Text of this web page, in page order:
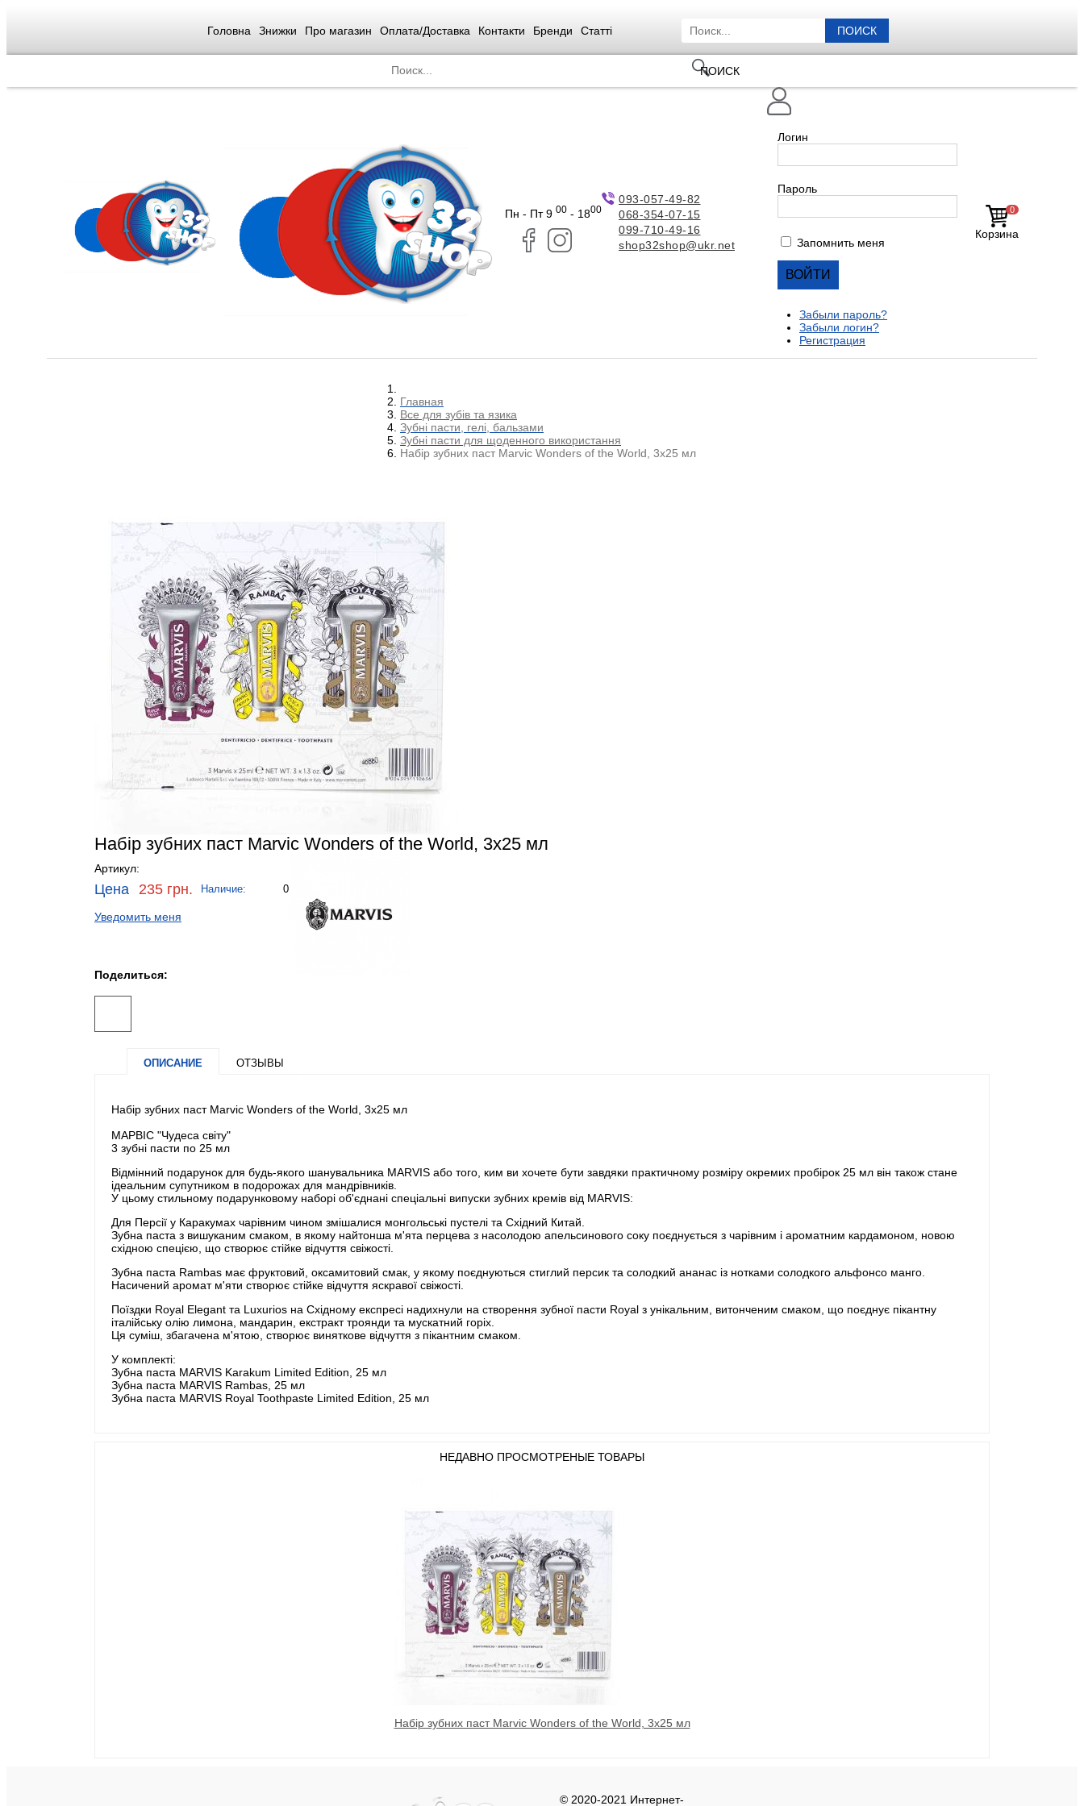
Головна Знижки Про магазин Оплата/Доставка Контакти Бренди Статті ПОИСК
ПОИСК
Пн - Пт 9 00 - 1800
093-057-49-82
068-354-07-15
099-710-49-16
shop32shop@ukr.net
0
Корзина
Логин
Пароль
Запомнить меня
Забыли пароль?
Забыли логин?
Регистрация
Главная
Все для зубів та язика
Зубні пасти, гелі, бальзами
Зубні пасти для щоденного використання
Набір зубних паст Marvic Wonders of the World, 3х25 мл
Набір зубних паст Marvic Wonders of the World, 3х25 мл
Артикул:
Цена 235 грн. Наличие: 0
Уведомить меня
Поделиться:
ОПИСАНИЕ ОТЗЫВЫ
Набір зубних паст Marvic Wonders of the World, 3х25 мл
МАРВІС "Чудеса світу"
3 зубні пасти по 25 мл
Відмінний подарунок для будь-якого шанувальника MARVIS або того, ким ви хочете бути завдяки практичному розміру окремих пробірок 25 мл він також стане
ідеальним супутником в подорожах для мандрівників.
У цьому стильному подарунковому наборі об'єднані спеціальні випуски зубних кремів від MARVIS:
Для Персії у Каракумах чарівним чином змішалися монгольські пустелі та Східний Китай.
Зубна паста з вишуканим смаком, в якому найтонша м'ята перцева з насолодою апельсинового соку поєднується з чарівним і ароматним кардамоном, новою
східною спецією, що створює стійке відчуття свіжості.
Зубна паста Rambas має фруктовий, оксамитовий смак, у якому поєднуються стиглий персик та солодкий ананас із нотками солодкого альфонсо манго.
Насичений аромат м'яти створює стійке відчуття яскравої свіжості.
Поїздки Royal Elegant та Luxurios на Східному експресі надихнули на створення зубної пасти Royal з унікальним, витонченим смаком, що поєднує пікантну
італійську олію лимона, мандарин, екстракт троянди та мускатний горіх.
Ця суміш, збагачена м'ятою, створює виняткове відчуття з пікантним смаком.
У комплекті:
Зубна паста MARVIS Karakum Limited Edition, 25 мл
Зубна паста MARVIS Rambas, 25 мл
Зубна паста MARVIS Royal Toothpaste Limited Edition, 25 мл
НЕДАВНО ПРОСМОТРЕНЫЕ ТОВАРЫ
Набір зубних паст Marvic Wonders of the World, 3х25 мл
© 2020-2021 Интернет-